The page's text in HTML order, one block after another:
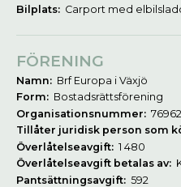
Bilplats: Carport med
FÖRENING
Namn: Brf Europa i Växjö
Form: Bostadsrättsförening
Organisationsnummer:
Tillåter juridisk person som
Överlåtelseavgift: 1 480
Överlåtelseavgift betalas av:
Pantsättningsavgift: 592